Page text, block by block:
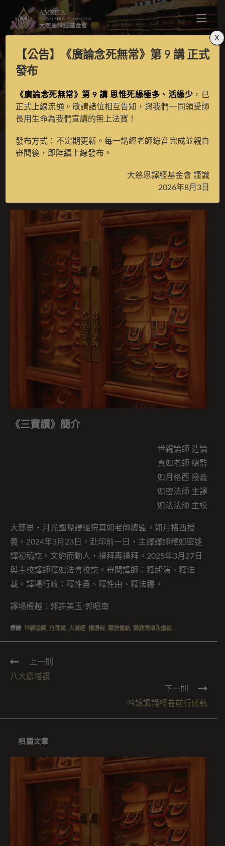
> 月光藏 > 譯場檀越名錄
三寶讚
《三寶讚》簡介
世親論師 造論
真如老師 總監
如月格西 授義
如密法師 主譯
如法法師 主校
大慈恩・月光國際譯經院真如老師總監。如月格西授
義。2024年3月23日，赴印前一日，主譯譯師釋如密迻
譯初稿訖。文約而動人，禮拜再禮拜。2025年3月27日
與主校譯師釋如法會校訖。審閱譯師：釋起演、釋法
載。譯場行政：釋性勇、釋性由、釋法穩。
譯場檀越：郭許美玉⋅郭昭南
標籤: 世親論師 丹珠爾 大藏經 禮讚部 顯教儀軌 顯教讚頌及儀軌
上一則
八大處塔讚
下一則
吟詠諷誦經卷前行儀軌
相關文章
【公告】 《廣論念死無常》第 9 講正式
發布
《廣論念死無常》第 9 講 思惟死緣極多、活緣少 ，已
正式上線流通。敬請諸位相互告知，與我們一同領受師
長用生命為我們宣講的無上法寶！
發布方式：不定期更新。每一講經老師錄音完成並親自
審閱後，即陸續上線發布。
大慈恩譯經基金會 謹識
2026年8月3日
X